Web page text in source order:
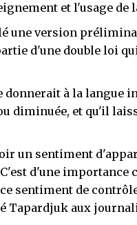
et l'usage de
une version
d'une double loi
à la langue
diminuée, et qu'il
un sentiment
d'une importance
sentiment de
Tapardjuk aux